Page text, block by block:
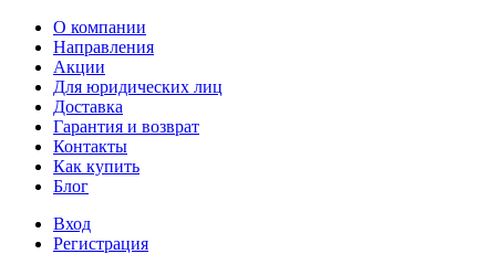
О компании
Направления
Акции
Для юридических лиц
Доставка
Гарантия и возврат
Контакты
Как купить
Блог
Вход
Регистрация